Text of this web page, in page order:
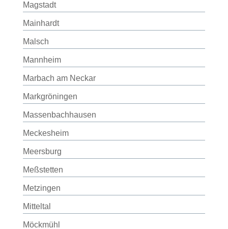
Magstadt
Mainhardt
Malsch
Mannheim
Marbach am Neckar
Markgröningen
Massenbachhausen
Meckesheim
Meersburg
Meßstetten
Metzingen
Mitteltal
Möckmühl